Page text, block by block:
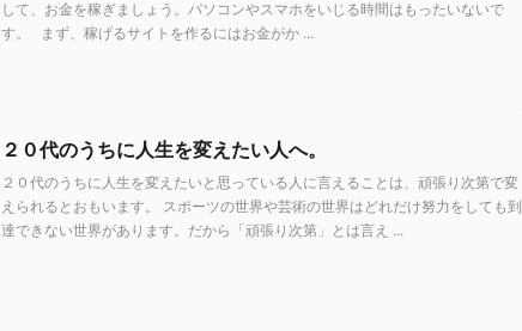
して、お金を稼ぎましょう。パソコンやスマホをいじる時間はもったいないで
す。 まず、稼げるサイトを作るにはお金がか ...
２０代のうちに人生を変えたい人へ。
２０代のうちに人生を変えたいと思っている人に言えることは、頑張り次第で変
えられるとおもいます。 スポーツの世界や芸術の世界はどれだけ努力をしても到
達できない世界があります。だから「頑張り次第」とは言え ...